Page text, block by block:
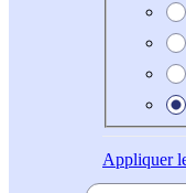
Appliquer